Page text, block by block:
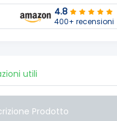
4.8
400+ recensioni
utili
Prodotto